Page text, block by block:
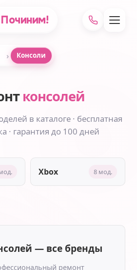
Починим!
› Консоли
консолей
в каталоге · бесплатная
· гарантия до 100 дней
Xbox 8 мод.
— все бренды
ремонт